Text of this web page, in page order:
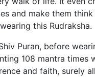
and make them
this Rudraksha.
Puran, before
108 mantra times
and faith, surely